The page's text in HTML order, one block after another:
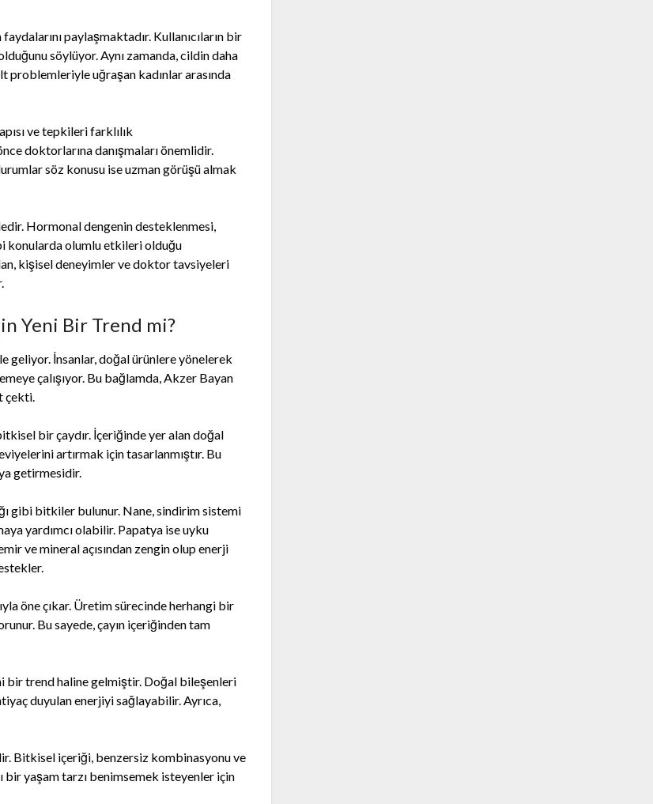
paylaşmaktadır. Kullanıcıların bir
söylüyor. Aynı zamanda, cildin daha
uğraşan kadınlar arasında
ve tepkileri farklılık
doktorlarına danışmaları önemlidir.
söz konusu ise uzman görüşü almak
Hormonal dengenin desteklenmesi,
konularda olumlu etkileri olduğu
kişisel deneyimler ve doktor tavsiyeleri
Yeni Bir Trend mi?
geliyor. İnsanlar, doğal ürünlere yönelerek
çalışıyor. Bu bağlamda, Akzer Bayan
çekti.
bir çaydır. İçeriğinde yer alan doğal
artırmak için tasarlanmıştır. Bu
getirmesidir.
gibi bitkiler bulunur. Nane, sindirim sistemi
yardımcı olabilir. Papatya ise uyku
ve mineral açısından zengin olup enerji
öne çıkar. Üretim sürecinde herhangi bir
Bu sayede, çayın içeriğinden tam
bir trend haline gelmiştir. Doğal bileşenleri
duyulan enerjiyi sağlayabilir. Ayrıca,
Bitkisel içeriği, benzersiz kombinasyonu ve
bir yaşam tarzı benimsemek isteyenler için